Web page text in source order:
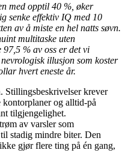
med opptil 40 %, øker
senke effektiv IQ med 10
av å miste en hel natts søvn.
multitaske uten
% av oss er det vi
illusjon som koster
hvert eneste år.
Stillingsbeskrivelser krever
kontorplaner og alltid-på
tilgjengelighet.
av varsler som
stadig mindre biter. Den
gjør flere ting på én gang,